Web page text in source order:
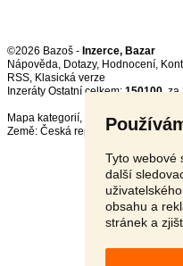
Tyto webové
další
obsahu a
stránek a
©2026 Bazoš - Inzerce, Bazar
Nápověda, Dotazy, Hodnocení,
RSS,
Inzeráty Ostatní celkem:150100, za
Mapa kategorií,
Nejvyhledávanější
Země: Česká republika,Slovensko,